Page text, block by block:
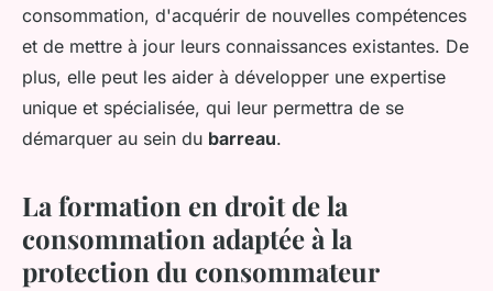
consommation, d'acquérir de nouvelles compétences
et de mettre à jour leurs connaissances existantes. De
plus, elle peut les aider à développer une expertise
unique et spécialisée, qui leur permettra de se
démarquer au sein du barreau.
La formation en droit de la
consommation adaptée à la
protection du consommateur